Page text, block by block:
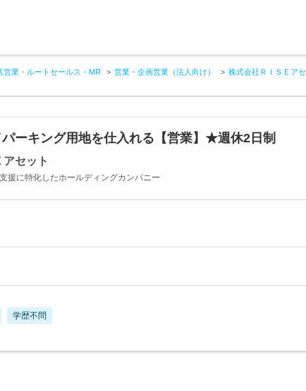
営業・ルートセールス・MR 営業・企画営業（法人向け） 株式会社ＲＩＳＥア
ーキング用地を仕入れる【営業】★週休2日制
セット
援に特化したホールディングカンパニー
学歴不問